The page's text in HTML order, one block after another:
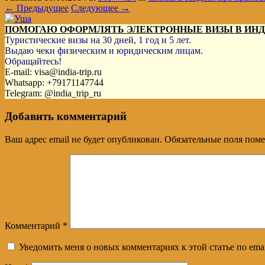
← Предыдущее Следующее →
ПОМОГАЮ ОФОРМЛЯТЬ ЭЛЕКТРОННЫЕ ВИЗЫ В
Туристические визы на 30 дней, 1 год и 5 лет.
Выдаю чеки физическим и юридическим лицам.
Обращайтесь!
E-mail: visa@india-trip.ru
Whatsapp: +79171147744
Telegram: @india_trip_ru
Добавить комментарий
Ваш адрес email не будет опубликован. Обязательные поля
Комментарий *
Уведомить меня о новых комментариях к этой статье по